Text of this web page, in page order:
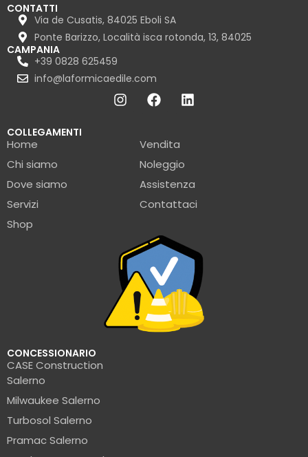
CONTATTI
Via de Cusatis, 84025 Eboli SA
Ponte Barizzo, Località isca rotonda, 13, 84025
CAMPANIA
+39 0828 625459
info@laformicaedile.com
COLLEGAMENTI
Home
Chi siamo
Dove siamo
Servizi
Shop
Vendita
Noleggio
Assistenza
Contattaci
CONCESSIONARIO
CASE Construction
Salerno
Milwaukee Salerno
Turbosol Salerno
Pramac Salerno